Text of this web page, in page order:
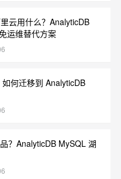
云用什么？AnalyticDB
运维替代方案
何迁移到 AnalyticDB
？AnalyticDB MySQL 湖